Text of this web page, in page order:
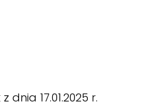
dnia 17.01.2025 r.